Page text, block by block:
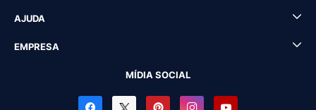
AJUDA
EMPRESA
MÍDIA SOCIAL